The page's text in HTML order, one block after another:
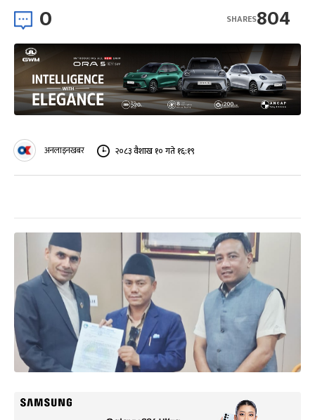
0 804
SHARES
अनलाइनखबर २०८३ वैशाख १० गते १६:१९